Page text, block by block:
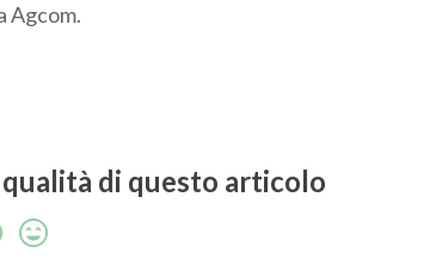
Agcom.
di questo articolo